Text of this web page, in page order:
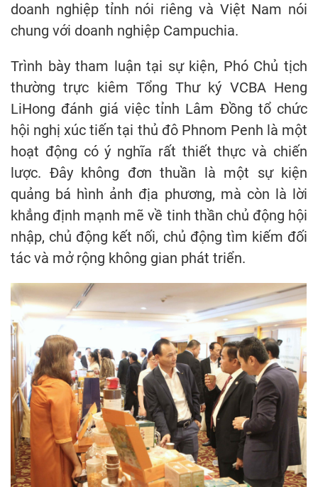
doanh nghiệp tỉnh nói riêng và Việt Nam nói
chung với doanh nghiệp Campuchia.
Trình bày tham luận tại sự kiện, Phó Chủ tịch
thường trực kiêm Tổng Thư ký VCBA Heng
LiHong đánh giá việc tỉnh Lâm Đồng tổ chức
hội nghị xúc tiến tại thủ đô Phnom Penh là một
hoạt động có ý nghĩa rất thiết thực và chiến
lược. Đây không đơn thuần là một sự kiện
quảng bá hình ảnh địa phương, mà còn là lời
khẳng định mạnh mẽ về tinh thần chủ động hội
nhập, chủ động kết nối, chủ động tìm kiếm đối
tác và mở rộng không gian phát triển.